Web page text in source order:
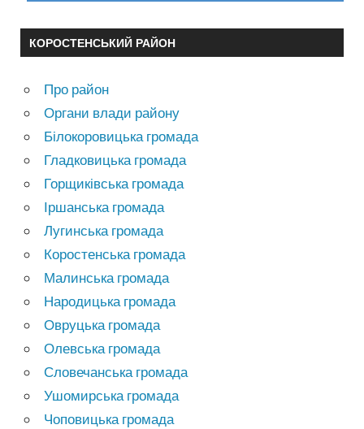
КОРОСТЕНСЬКИЙ РАЙОН
Про район
Органи влади району
Білокоровицька громада
Гладковицька громада
Горщиківська громада
Іршанська громада
Лугинська громада
Коростенська громада
Малинська громада
Народицька громада
Овруцька громада
Олевська громада
Словечанська громада
Ушомирська громада
Чоповицька громада